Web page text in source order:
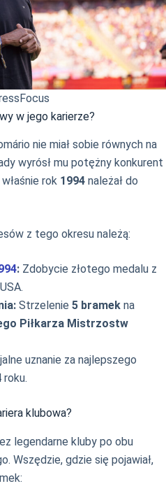
w jego karierze?
nie miał sobie równych na
wyrósł mu potężny konkurent
rok 1994 należał do
z tego okresu należą:
: Zdobycie złotego medalu z
Strzelenie 5 bramek na
Piłkarza Mistrzostw
uznanie za najlepszego
roku.
klubowa?
legendarne kluby po obu
Wszędzie, gdzie się pojawiał,